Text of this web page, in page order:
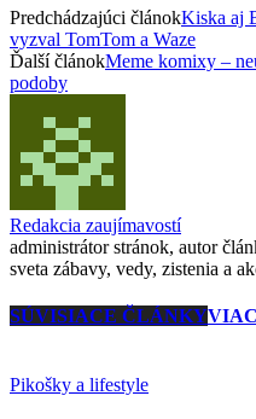
Predchádzajúci článokKiska aj
vyzval TomTom a Waze
Ďalší článokMeme komixy –
podoby
Redakcia zaujímavostí
administrátor stránok, autor
sveta zábavy, vedy, zistenia a
SÚVISIACE ČLÁNKY
Pikošky a lifestyle